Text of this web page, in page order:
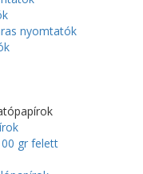
nyomtatók
gr felett